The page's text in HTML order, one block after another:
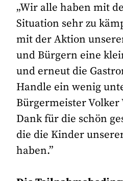
„Wir alle haben mit
Situation sehr zu
mit der Aktion
und Bürgern eine
und erneut die
Handle ein wenig
Bürgermeister Volker
Dank für die schön
die die Kinder
haben.”